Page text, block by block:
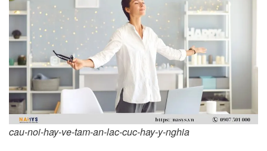
cau-noi-hay-ve-tam-an-lac-cuc-hay-y-nghia